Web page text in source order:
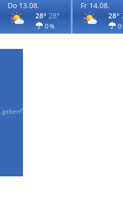
Do 13.08.
28° 28°
0 %
Fr 14.08.
28°
0
geben